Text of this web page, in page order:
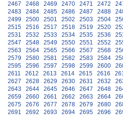
2467
2468 2469 2470 2471 2472
2483
2484 2485 2486 2487 2488
2499
2500 2501 2502 2503 2504
2515
2516 2517 2518 2519 2520
2531
2532 2533 2534 2535 2536
2547
2548 2549 2550 2551 2552
2563
2564 2565 2566 2567 2568
2579
2580 2581 2582 2583 2584
2595
2596 2597 2598 2599 2600
2611
2612 2613 2614 2615 2616
2627
2628 2629 2630 2631 2632
2643
2644 2645 2646 2647 2648
2659
2660 2661 2662 2663 2664
2675
2676 2677 2678 2679 2680
2691
2692 2693 2694 2695 2696